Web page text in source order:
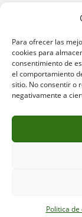
Para ofrecer las
cookies para
consentimiento de
el comportamiento
sitio. No consentir o
negativamente a
Politica de
Punto
C. Pozo,
ENVÍO Y